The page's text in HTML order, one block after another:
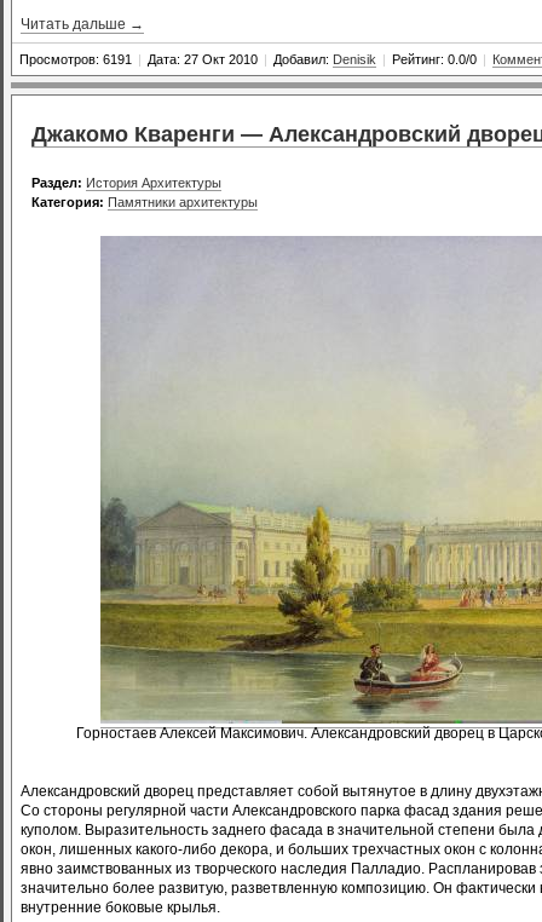
Читать дальше →
Просмотров: 6191 | Дата: 27 Окт 2010 | Добавил: Denisik | Рейтинг: 0.0/0 |
Джакомо Кваренги — Александровский
Раздел: История Архитектуры
Категория: Памятники архитектуры
Горностаев Алексей Максимович. Александровский дворец в
Александровский дворец представляет собой вытянутое в длину
Со стороны регулярной части Александровского парка фасад здания
куполом. Выразительность заднего фасада в значительной степени была
окон, лишенных какого-либо декора, и больших трехчастных окон с
явно заимствованных из творческого наследия Палладио.
значительно более развитую, разветвленную композицию. Он
внутренние боковые крылья.